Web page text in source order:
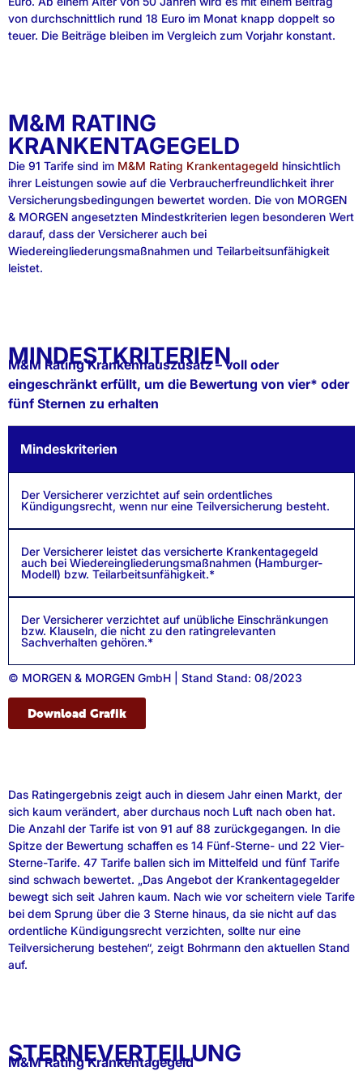
von durchschnittlich rund 18 Euro im Monat knapp doppelt so
teuer. Die Beiträge bleiben im Vergleich zum Vorjahr konstant.
M&M RATING
KRANKENTAGEGELD
Die 91 Tarife sind im M&M Rating Krankentagegeld hinsichtlich
ihrer Leistungen sowie auf die Verbraucherfreundlichkeit ihrer
Versicherungsbedingungen bewertet worden. Die von MORGEN
& MORGEN angesetzten Mindestkriterien legen besonderen Wert
darauf, dass der Versicherer auch bei
Wiedereingliederungsmaßnahmen und Teilarbeitsunfähigkeit
leistet.
MINDESTKRITERIEN
M&M Rating Krankenhauszusatz – voll oder
eingeschränkt erfüllt, um die Bewertung von vier* oder
fünf Sternen zu erhalten
Mindeskriterien
Der Versicherer verzichtet auf sein ordentliches
Kündigungsrecht, wenn nur eine Teilversicherung besteht.
Der Versicherer leistet das versicherte Krankentagegeld
auch bei Wiedereingliederungsmaßnahmen (Hamburger-
Modell) bzw. Teilarbeitsunfähigkeit.*
Der Versicherer verzichtet auf unübliche Einschränkungen
bzw. Klauseln, die nicht zu den ratingrelevanten
Sachverhalten gehören.*
© MORGEN & MORGEN GmbH | Stand Stand: 08/2023
Download Grafik
Das Ratingergebnis zeigt auch in diesem Jahr einen Markt, der
sich kaum verändert, aber durchaus noch Luft nach oben hat.
Die Anzahl der Tarife ist von 91 auf 88 zurückgegangen. In die
Spitze der Bewertung schaffen es 14 Fünf-Sterne- und 22 Vier-
Sterne-Tarife. 47 Tarife ballen sich im Mittelfeld und fünf Tarife
sind schwach bewertet. „Das Angebot der Krankentagegelder
bewegt sich seit Jahren kaum. Nach wie vor scheitern viele Tarife
bei dem Sprung über die 3 Sterne hinaus, da sie nicht auf das
ordentliche Kündigungsrecht verzichten, sollte nur eine
Teilversicherung bestehen“, zeigt Bohrmann den aktuellen Stand
auf.
STERNEVERTEILUNG
M&M Rating Krankentagegeld